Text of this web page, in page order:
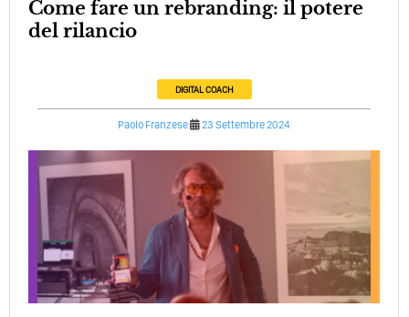
Come fare un rebranding: il potere
del rilancio
DIGITAL COACH
Paolo Franzese 23 Settembre 2024